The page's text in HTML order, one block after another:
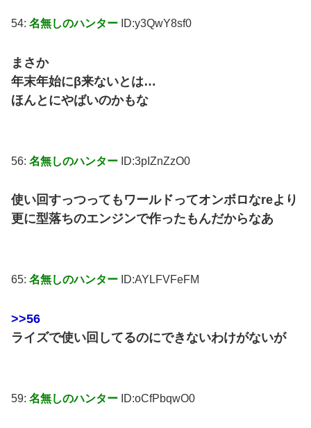
54: 名無しのハンター ID:y3QwY8sf0
まさか
年末年始にβ来ないとは…
ほんとにやばいのかもな
56: 名無しのハンター ID:3pIZnZzO0
使い回すっつってもワールドってオンボロなreより
更に型落ちのエンジンで作ったもんだからなあ
65: 名無しのハンター ID:AYLFVFeFM
>>56
ライズで使い回してるのにできないわけがないが
59: 名無しのハンター ID:oCfPbqwO0